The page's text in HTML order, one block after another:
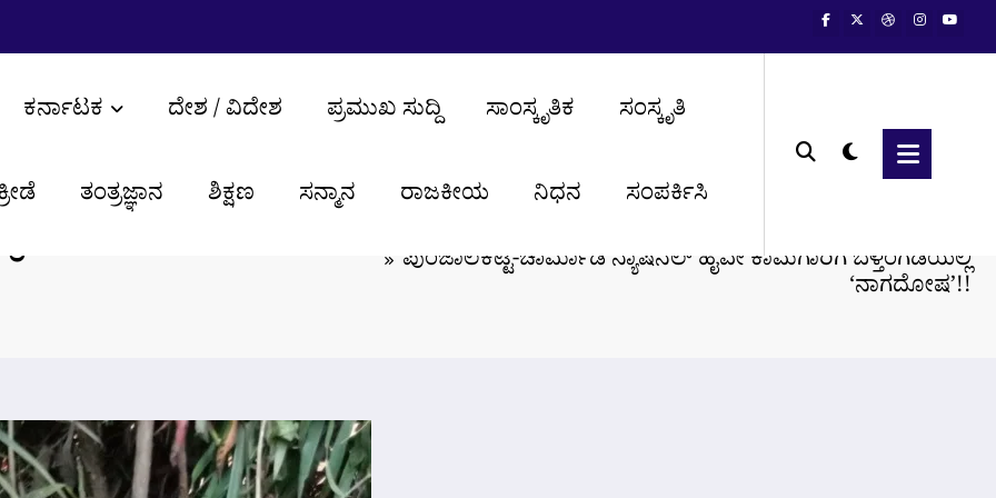
ಕರ್ನಾಟಕ ದೇಶ / ವಿದೇಶ ಪ್ರಮುಖ ಸುದ್ದಿ ಸಾಂಸ್ಕೃತಿಕ ಸಂಸ್ಕೃತಿ
ತಂತ್ರಜ್ಞಾನ ಶಿಕ್ಷಣ ಸನ್ಮಾನ ರಾಜಕೀಯ ನಿಧನ ಸಂಪರ್ಕಿಸಿ
ಕಾಮಗಾರಿಗೆ ಪುಂಜಾಲಕಟ್ಟೆ-ಚಾರ್ಮಾಡಿ ನ್ಯಾಷನಲ್ ಹೈವೇ ಕಾಮಗಾರಿಗೆ ಬೆಳ್ತಂಗಡಿಯಲ್ಲಿ
‘ನಾಗದೋಷ’!!